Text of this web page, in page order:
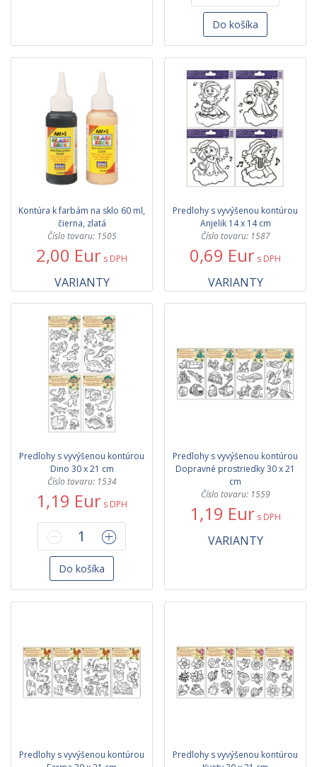
Do košíka
Kontúra k farbám na sklo 60 ml,
čierna, zlatá
Číslo tovaru: 1505
2,00 Eur s DPH
VARIANTY
Predlohy s vyvýšenou kontúrou
Anjelik 14 x 14 cm
Číslo tovaru: 1587
0,69 Eur s DPH
VARIANTY
Predlohy s vyvýšenou kontúrou
Dino 30 x 21 cm
Číslo tovaru: 1534
1,19 Eur s DPH
Do košíka
Predlohy s vyvýšenou kontúrou
Dopravné prostriedky 30 x 21
cm
Číslo tovaru: 1559
1,19 Eur s DPH
VARIANTY
Predlohy s vyvýšenou kontúrou
Predlohy s vyvýšenou kontúrou